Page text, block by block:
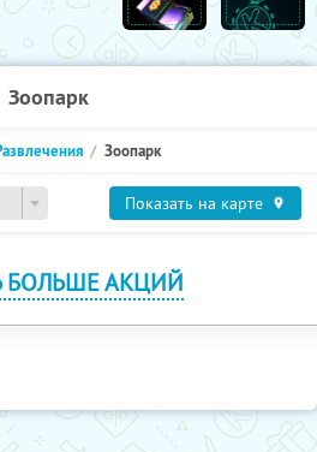
Зоопарк
Зоопарк
Показать на карте
БОЛЬШЕ АКЦИЙ